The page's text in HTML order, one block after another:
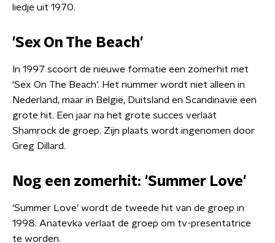
liedje uit 1970.
'Sex On The Beach'
In 1997 scoort de nieuwe formatie een zomerhit met
‘Sex On The Beach’. Het nummer wordt niet alleen in
Nederland, maar in België, Duitsland en Scandinavië een
grote hit. Een jaar na het grote succes verlaat
Shamrock de groep. Zijn plaats wordt ingenomen door
Greg Dillard.
Nog een zomerhit: 'Summer Love'
‘Summer Love’ wordt de tweede hit van de groep in
1998. Anatevka verlaat de groep om tv-presentatrice
te worden.